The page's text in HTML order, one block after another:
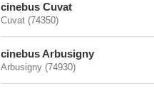
cinebus Cuvat
Cuvat (74350)
cinebus Arbusigny
Arbusigny (74930)